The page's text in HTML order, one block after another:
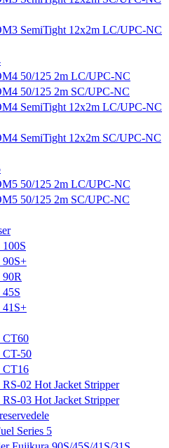
SemiTight 12x2m LC/UPC-NC
50/125 2m LC/UPC-NC
50/125 2m SC/UPC-NC
SemiTight 12x2m LC/UPC-NC
SemiTight 12x2m SC/UPC-NC
50/125 2m LC/UPC-NC
50/125 2m SC/UPC-NC
90S+
41S+
CT60
CT-50
CT16
02 Hot Jacket Stripper
03 Hot Jacket Stripper
Series 5